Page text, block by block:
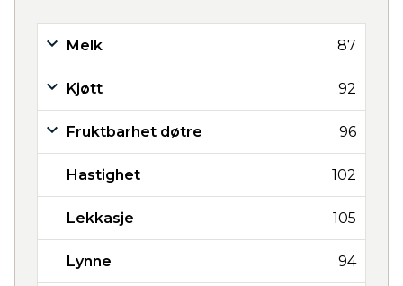
Melk 87
Kjøtt 92
Fruktbarhet døtre 96
Hastighet 102
Lekkasje 105
Lynne 94